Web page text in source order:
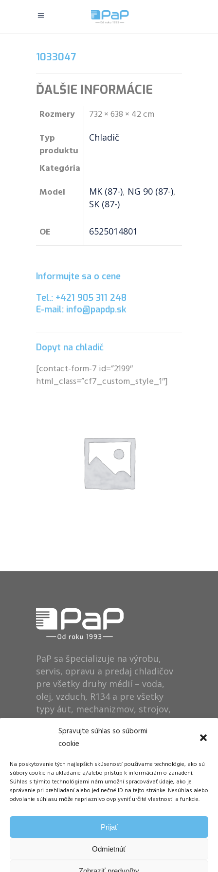
Spravujte súhlas so súbormi
cookie
Na poskytovanie tých najlepších skúseností používame technológie, ako sú
súbory cookie na ukladanie a/alebo prístup k informáciám o zariadení.
Súhlas s týmito technológiami nám umožní spracovávať údaje, ako je
správanie pri prehliadaní alebo jedinečné ID na tejto stránke. Nesúhlas alebo
odvolanie súhlasu môže nepriaznivo ovplyvniť určité vlastnosti a funkcie.
Prijať
Odmietnúť
1033047
ĎALŠIE INFORMÁCIE
Rozmery
732 × 638 × 42 cm
Typ
produktu
Chladič
Kategória
Model
MK (87-), NG 90 (87-),
SK (87-)
OE 6525014801
Informujte sa o cene
Tel.: +421 905 311 248
E-mail: info@papdp.sk
Dopyt na chladič
[contact-form-7 id=”2199″
html_class=”cf7_custom_style_1″]
PaP sa špecializuje na výrobu,
servis, opravu a predaj chladičov
pre všetky druhy médií – voda,
olej, vzduch, R134 a pre všetky
typy áut, mechanizmov, strojov,
technológií, rušňov…
Dušan Pytel P a P
ŠM Stráže
058 01 Poprad
Tel.: +421 905 311 248
info@papdp.sk